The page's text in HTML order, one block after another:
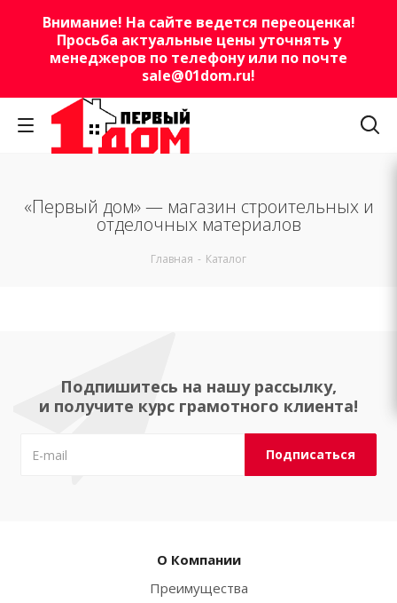
Внимание! На сайте ведется переоценка!
Просьба актуальные цены уточнять у
менеджеров по телефону или по почте
sale@01dom.ru!
«Первый дом» — магазин строительных и
отделочных материалов
Главная - Каталог
Подпишитесь на нашу рассылку,
и получите курс грамотного клиента!
О Компании
Преимущества